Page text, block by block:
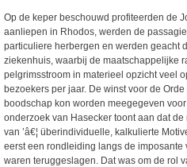
Op de keper beschouwd profiteerden de
aanliepen in Rhodos, werden de
particuliere herbergen en werden geacht
ziekenhuis, waarbij de maatschappelijke
pelgrimsstroom in materieel opzicht veel
bezoekers per jaar. De winst voor de
boodschap kon worden meegegeven
onderzoek van Hasecker toont aan dat
van ’â€¦ überindividuelle, kalkulierte
eerst een rondleiding langs de
waren teruggeslagen. Dat was om de rol